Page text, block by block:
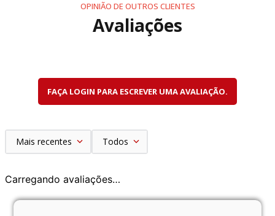
OPINIÃO DE OUTROS CLIENTES
Avaliações
FAÇA LOGIN PARA ESCREVER UMA AVALIAÇÃO.
Mais recentes Todos
Carregando avaliações…